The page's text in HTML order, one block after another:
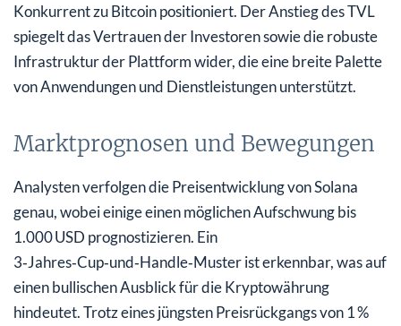
Konkurrent zu Bitcoin positioniert. Der Anstieg des TVL
spiegelt das Vertrauen der Investoren sowie die robuste
Infrastruktur der Plattform wider, die eine breite Palette
von Anwendungen und Dienstleistungen unterstützt.
Marktprognosen und Bewegungen
Analysten verfolgen die Preisentwicklung von Solana
genau, wobei einige einen möglichen Aufschwung bis
1.000 USD prognostizieren. Ein
3‑Jahres‑Cup‑und‑Handle‑Muster ist erkennbar, was auf
einen bullischen Ausblick für die Kryptowährung
hindeutet. Trotz eines jüngsten Preisrückgangs von 1 %